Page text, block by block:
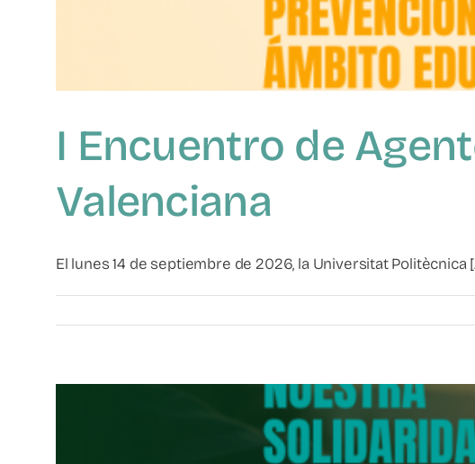
I Encuentro de
Valenciana
El lunes 14 de septiembre de 2026, la Universitat Politècnica